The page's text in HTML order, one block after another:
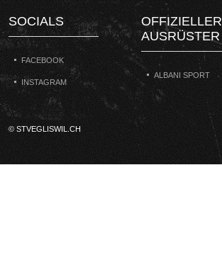
SOCIALS
FACEBOOK
INSTAGRAM
OFFIZIELLER
AUSRÜSTER
ALBANI SPORT
© STVEGLISWIL.CH